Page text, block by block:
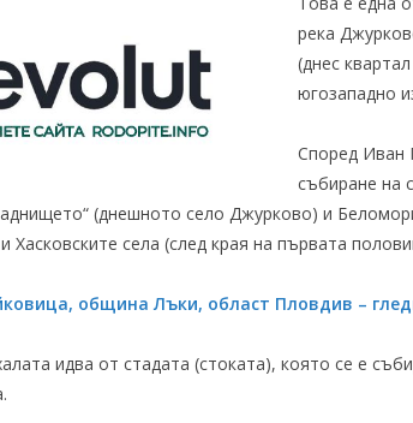
река
(днес
югозападно
Според Иван
събиране на
(днешното село Джурково) и
Хасковските села (след края на първата
община Лъки, област Пловдив –
идва от стадата (стоката), която се е